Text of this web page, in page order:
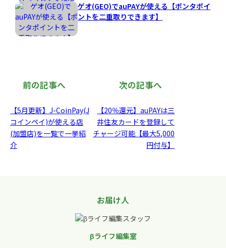
ゲオ(GEO)でauPAYが使える【ポンタポイ
ントを二重取りできます】
前の記事へ
【5月更新】J-CoinPay(J
コインペイ)が使える店
(加盟店)を一覧で一挙紹
介
次の記事へ
【20％還元】auPAYは三
井住友カードを登録して
チャージ可能【最大5,000
円付与】
お届け人
βライフ編集室